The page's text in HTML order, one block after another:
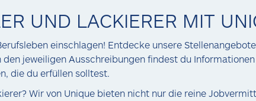
UND LACKIERER MIT
einschlagen! Entdecke unsere
jeweiligen Ausschreibungen findest du
die du erfüllen solltest.
Wir von Unique bieten nicht nur die reine